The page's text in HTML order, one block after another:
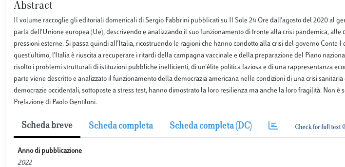
Abstract
Il volume raccoglie gli editoriali domenicali di Sergio Fabbrini pubblicati su Il Sole 24 Ore dall'agosto del 2020 al
parla dell'Unione europea (Ue), descrivendo e analizzando il suo funzionamento di fronte alla crisi pandemica,
pressioni esterne. Si passa quindi all'Italia, ricostruendo le ragioni che hanno condotto alla crisi del governo Conte I
quest'ultimo, l'Italia è riuscita a recuperare i ritardi della campagna vaccinale e della preparazione del Piano
risolto i problemi strutturali di istituzioni pubbliche inefficienti, di un'élite politica faziosa e di una rappresentanza
parte viene descritto e analizzato il funzionamento della democrazia americana nelle condizioni di una crisi
democrazie occidentali, sottoposte a stress test, hanno dimostrato la loro resilienza ma anche la loro fragilità. Non è
Prefazione di Paolo Gentiloni.
Scheda breve Scheda completa Scheda completa (DC)
Anno di pubblicazione
2022